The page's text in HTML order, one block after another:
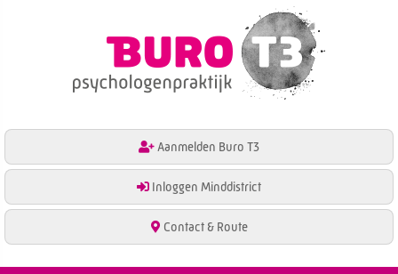
Aanmelden Buro T3
Inloggen Minddistrict
Contact & Route